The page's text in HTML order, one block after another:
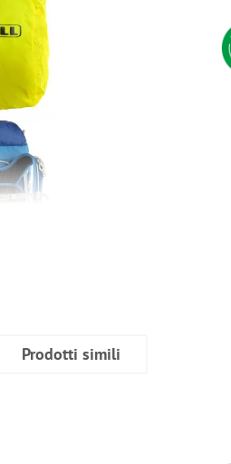
Prodotti simili